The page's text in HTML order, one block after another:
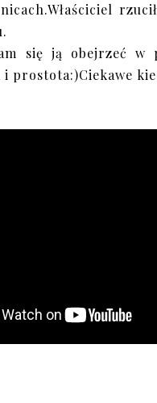
się ją obejrzeć w
prostota:)Ciekawe